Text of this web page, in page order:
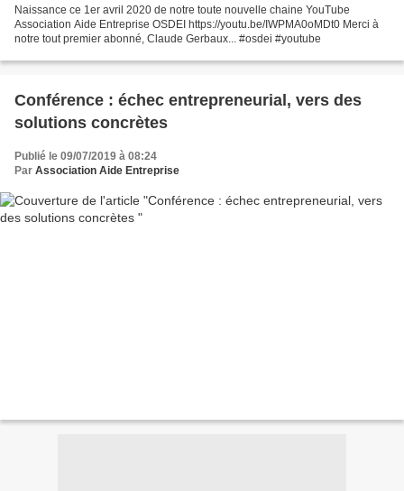
Naissance ce 1er avril 2020 de notre toute nouvelle chaine YouTube
Association Aide Entreprise OSDEI https://youtu.be/IWPMA0oMDt0 Merci à
notre tout premier abonné, Claude Gerbaux... #osdei #youtube
Conférence : échec entrepreneurial, vers des
solutions concrètes
Publié le 09/07/2019 à 08:24
Par Association Aide Entreprise